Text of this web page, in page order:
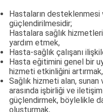
Hastaların desteklenmesi
güçlendirilmesidir;
Hastalara sağlık
yardım etmek,
Hasta-sağlık çalışanı
Hasta eğitimini genel bir
hizmeti etkinliğini artırmak,
Sağlık hizmeti alan, sunan
arasında işbirliği ve
güçlendirmek, böylelikle
oluşturmak,